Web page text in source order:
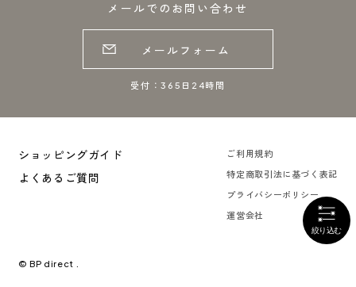
メールでのお問い合わせ
メールフォーム
受付：365日24時間
ショッピングガイド
よくあるご質問
ご利用規約
特定商取引法に基づく表記
プライバシーポリシー
運営会社
© BP direct .